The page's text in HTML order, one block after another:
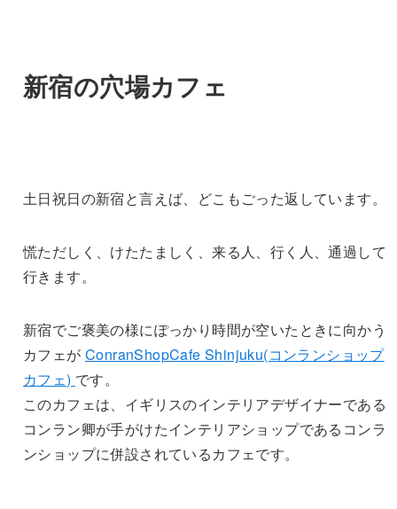
新宿の穴場カフェ
土日祝日の新宿と言えば、どこもごった返しています。
慌ただしく、けたたましく、来る人、行く人、通過して
行きます。
新宿でご褒美の様にぽっかり時間が空いたときに向かう
カフェが ConranShopCafe Shinjuku(コンランショップ
カフェ) です。
このカフェは、イギリスのインテリアデザイナーである
コンラン卿が手がけたインテリアショップであるコンラ
ンショップに併設されているカフェです。